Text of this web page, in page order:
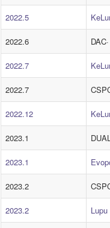
2022.5
2022.6
2022.7
2022.7
2022.12
2023.1
2023.1
2023.2
2023.2